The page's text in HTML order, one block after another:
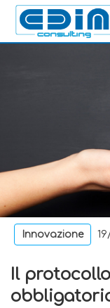
Innovazione
Il